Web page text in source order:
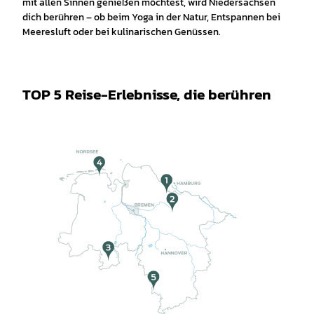
dich berühren – ob beim Yoga in der Natur, Entspannen bei
Meeresluft oder bei kulinarischen Genüssen.
TOP 5 Reise-Erlebnisse, die berühren